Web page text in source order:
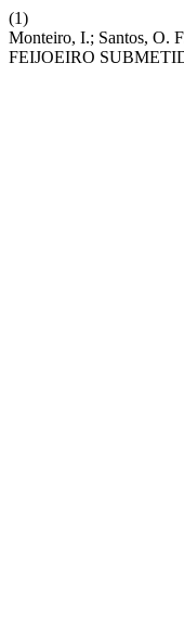
(1)
Monteiro, I.; Santos, O.
FEIJOEIRO